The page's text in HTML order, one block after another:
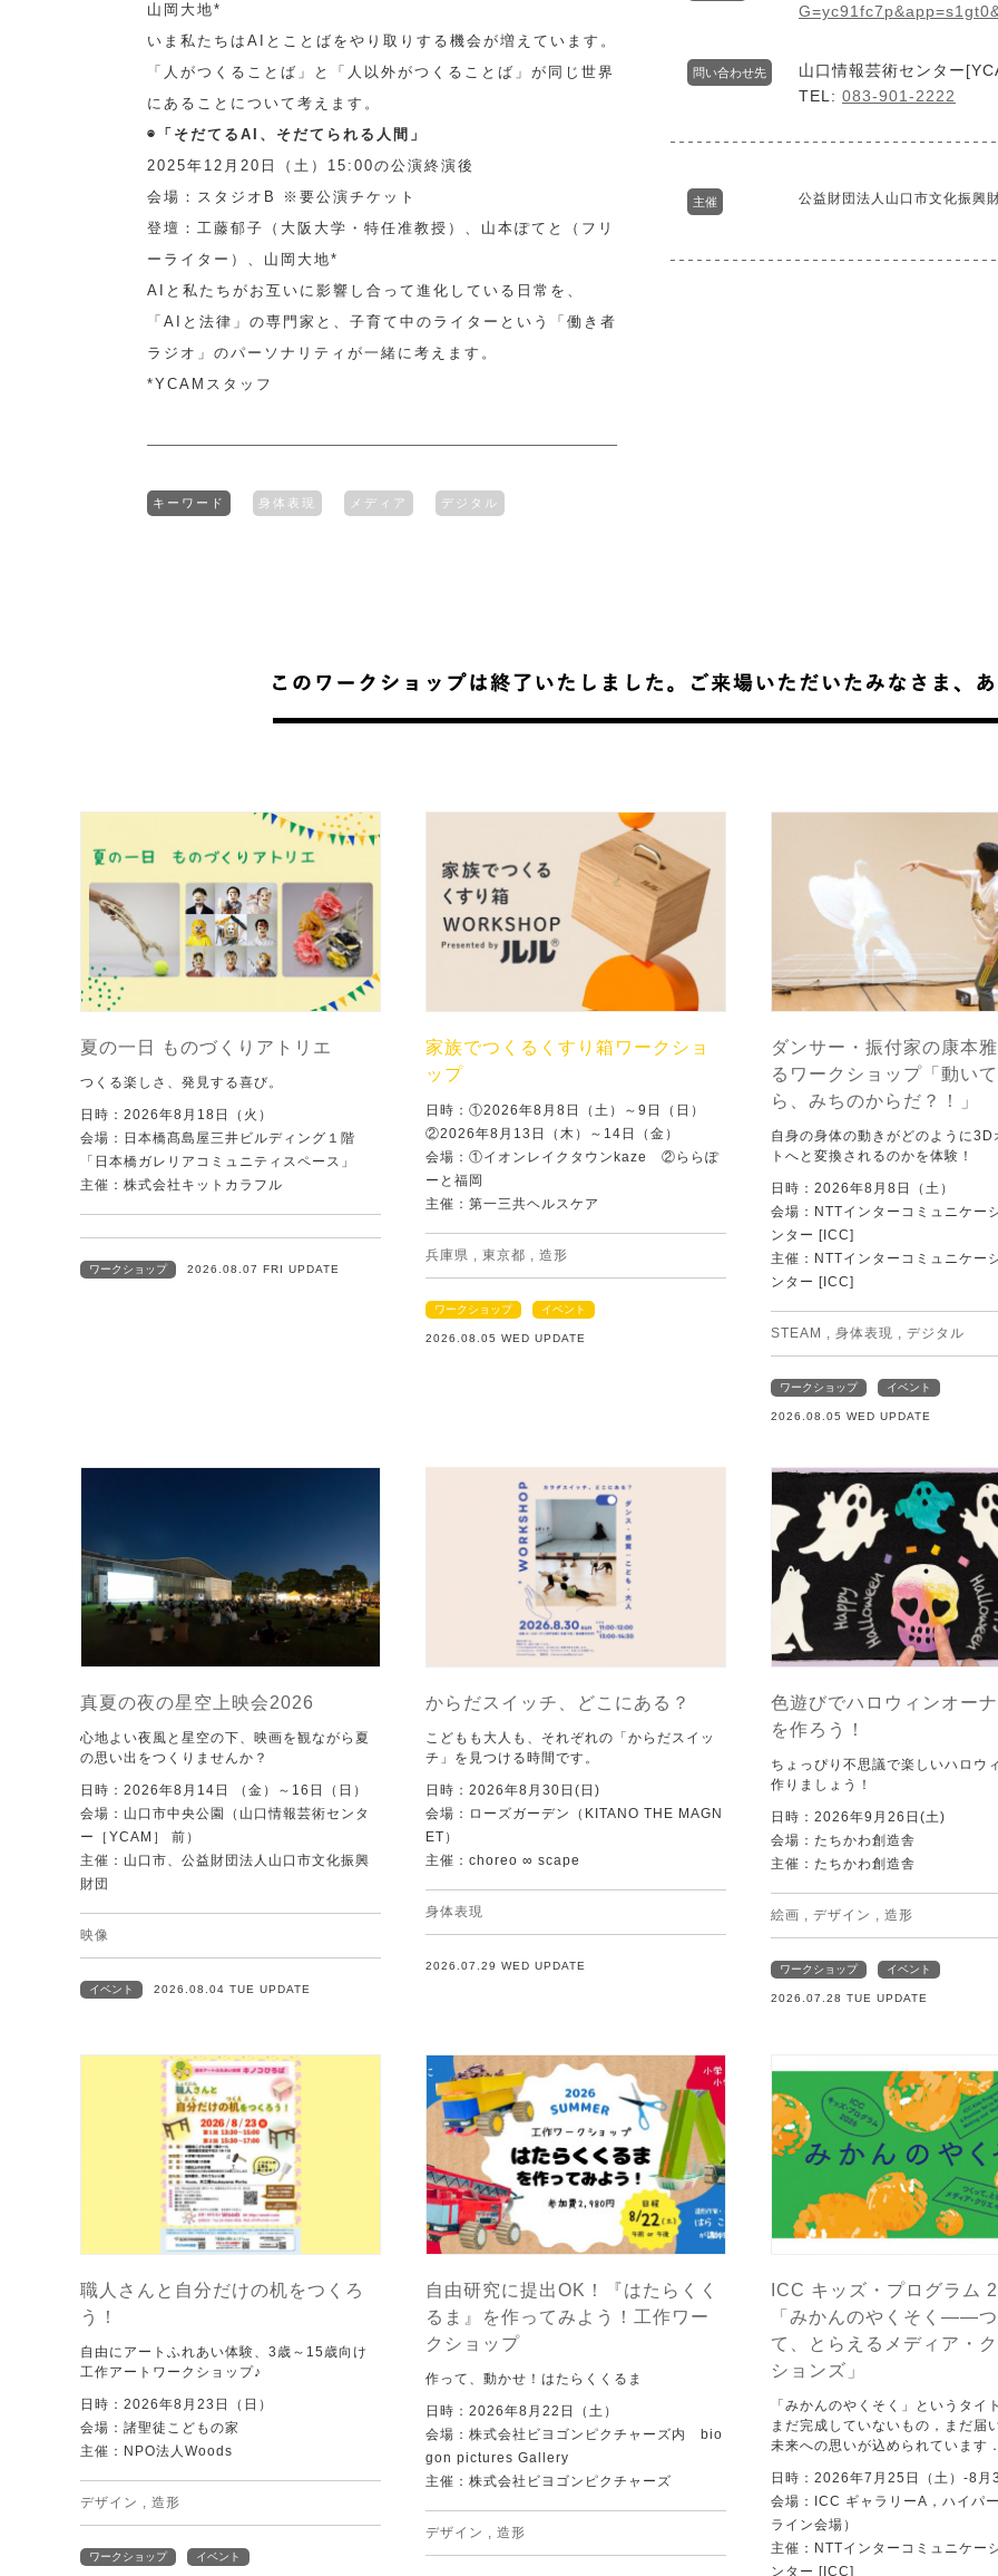
山岡大地*
いま私たちはAIとことばをやり取りする機会が増えています。
「人がつくることば」と「人以外がつくることば」が同じ世界
にあることについて考えます。
◉「そだてるAI、そだてられる人間」
2025年12月20日（土）15:00の公演終演後
会場：スタジオB ※要公演チケット
登壇：工藤郁子（大阪大学・特任准教授）、山本ぽてと（フリ
ーライター）、山岡大地*
AIと私たちがお互いに影響し合って進化している日常を、
「AIと法律」の専門家と、子育て中のライターという「働き者
ラジオ」のパーソナリティが一緒に考えます。
*YCAMスタッフ
キーワード 身体表現 メディア デジタル
問い合わせ先
山口情報芸術センター
TEL: 083-901-2222
主催 公益財団法人山口市文化振興
夏の一日 ものづくりアトリエ
つくる楽しさ、発見する喜び。
日時：2026年8月18日（火）
会場：日本橋髙島屋三井ビルディング１階
「日本橋ガレリアコミュニティスペース」
主催：株式会社キットカラフル
ワークショップ 2026.08.07 FRI UPDATE
家族でつくるくすり箱ワークショ
ップ
日時：①2026年8月8日（土）～9日（日）
②2026年8月13日（木）～14日（金）
会場：①イオンレイクタウンkaze ②ららぽ
ーと福岡
主催：第一三共ヘルスケア
兵庫県 , 東京都 , 造形
ワークショップ イベント
2026.08.05 WED UPDATE
ダンサー・振付家の康本
るワークショップ「動い
ら、みちのからだ？！」
自身の身体の動きがどのように3D
トへと変換されるのかを体験！
日時：2026年8月8日（土）
会場：NTTインターコミュニケー
ンター [ICC]
主催：NTTインターコミュニケー
ンター [ICC]
STEAM , 身体表現 , デジタル
ワークショップ イベント
2026.08.05 WED UPDATE
真夏の夜の星空上映会2026
心地よい夜風と星空の下、映画を観ながら夏
の思い出をつくりませんか？
日時：2026年8月14日 （金）～16日（日）
会場：山口市中央公園（山口情報芸術センタ
ー［YCAM］ 前）
主催：山口市、公益財団法人山口市文化振興
財団
映像
イベント 2026.08.04 TUE UPDATE
からだスイッチ、どこにある？
こどもも大人も、それぞれの「からだスイッ
チ」を見つける時間です。
日時：2026年8月30日(日)
会場：ローズガーデン（KITANO THE MAGN
ET）
主催：choreo ∞ scape
身体表現
2026.07.29 WED UPDATE
色遊びでハロウィンオー
を作ろう！
ちょっぴり不思議で楽しいハロウ
作りましょう！
日時：2026年9月26日(土)
会場：たちかわ創造舎
主催：たちかわ創造舎
絵画 , デザイン , 造形
ワークショップ イベント
2026.07.28 TUE UPDATE
職人さんと自分だけの机をつくろ
う！
自由にアートふれあい体験、3歳～15歳向け
工作アートワークショップ♪
日時：2026年8月23日（日）
会場：諸聖徒こどもの家
主催：NPO法人Woods
デザイン , 造形
ワークショップ イベント
自由研究に提出OK！『はたらくく
るま』を作ってみよう！工作ワー
クショップ
作って、動かせ！はたらくくるま
日時：2026年8月22日（土）
会場：株式会社ビヨゴンピクチャーズ内 bio
gon pictures Gallery
主催：株式会社ビヨゴンピクチャーズ
デザイン , 造形
ICC キッズ・プログラム
「みかんのやくそく——
て、とらえるメディア・
ションズ」
「みかんのやくそく」というタイ
まだ完成していないもの，まだ届
未来への思いが込められています
日時：2026年7月25日（土）-8月
会場：ICC ギャラリーA，ハイパ
ライン会場）
主催：NTTインターコミュニケー
ンター [ICC]